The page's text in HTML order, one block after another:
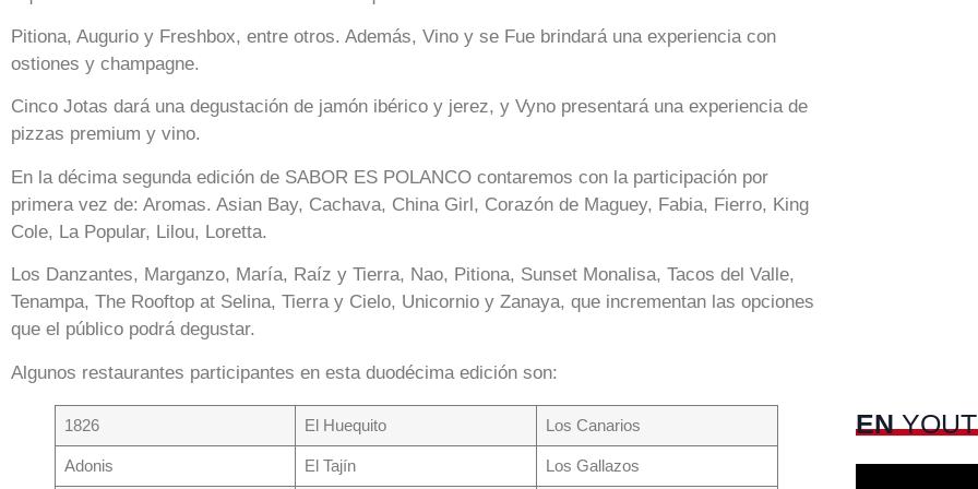
Pitiona, Augurio y Freshbox, entre otros. Además, Vino y se Fue brindará una experiencia con
ostiones y champagne.
Cinco Jotas dará una degustación de jamón ibérico y jerez, y Vyno presentará una experiencia de
pizzas premium y vino.
En la décima segunda edición de SABOR ES POLANCO contaremos con la participación por
primera vez de: Aromas. Asian Bay, Cachava, China Girl, Corazón de Maguey, Fabia, Fierro, King
Cole, La Popular, Lilou, Loretta.
Los Danzantes, Marganzo, María, Raíz y Tierra, Nao, Pitiona, Sunset Monalisa, Tacos del Valle,
Tenampa, The Rooftop at Selina, Tierra y Cielo, Unicornio y Zanaya, que incrementan las opciones
que el público podrá degustar.
Algunos restaurantes participantes en esta duodécima edición son:
1826 El Huequito Los Canarios
Adonis El Tajín Los Gallazos
EN